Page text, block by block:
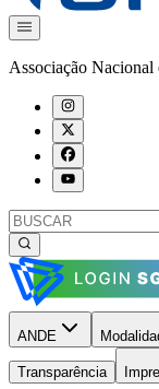
Associação Nacional
ANDE
Transparência